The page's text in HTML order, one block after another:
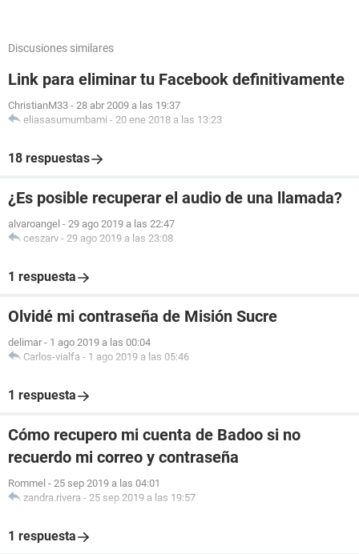
Discusiones similares
Link para eliminar tu Facebook definitivamente
ChristianM33 - 28 abr 2009 a las 19:37
eliasasumumbami - 20 ene 2018 a las 13:23
18 respuestas
¿Es posible recuperar el audio de una llamada?
alvaroangel - 29 ago 2019 a las 22:47
ceszarv - 29 ago 2019 a las 23:08
1 respuesta
Olvidé mi contraseña de Misión Sucre
delimar - 1 ago 2019 a las 00:04
Carlos-vialfa - 1 ago 2019 a las 05:46
1 respuesta
Cómo recupero mi cuenta de Badoo si no
recuerdo mi correo y contraseña
Rommel - 25 sep 2019 a las 04:01
zandra.rivera - 25 sep 2019 a las 19:57
1 respuesta